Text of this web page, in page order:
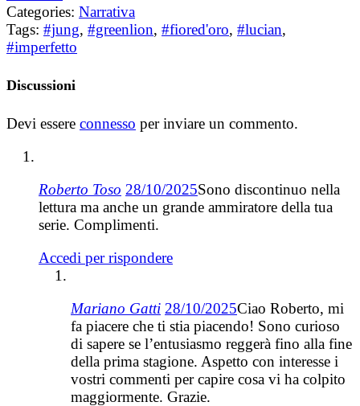
Categories: Narrativa
Tags: #jung, #greenlion, #fiored'oro, #lucian,
#imperfetto
Discussioni
Devi essere connesso per inviare un commento.
Roberto Toso 28/10/2025Sono discontinuo nella
lettura ma anche un grande ammiratore della tua
serie. Complimenti.
Accedi per rispondere
Mariano Gatti 28/10/2025Ciao Roberto, mi
fa piacere che ti stia piacendo! Sono curioso
di sapere se l’entusiasmo reggerà fino alla fine
della prima stagione. Aspetto con interesse i
vostri commenti per capire cosa vi ha colpito
maggiormente. Grazie.